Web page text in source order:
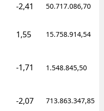
-2,41 50.717.086,70
1,55 15.758.914,54
-1,71 1.548.845,50
-2,07 713.863.347,85